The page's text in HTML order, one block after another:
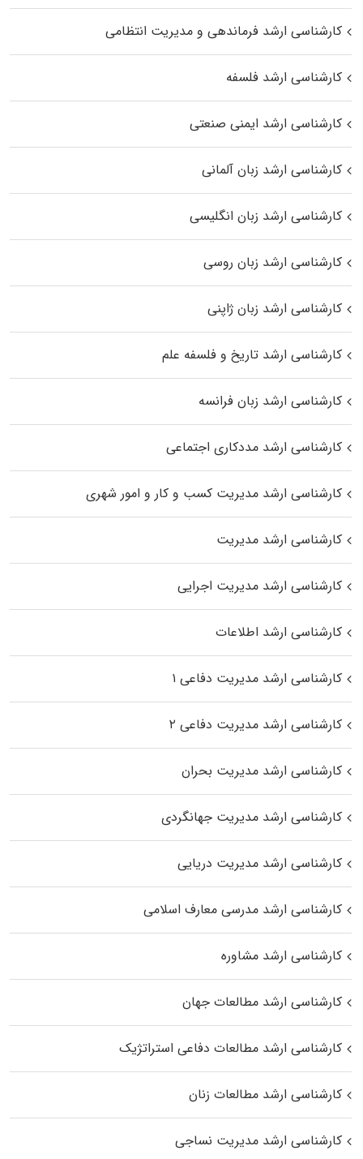
کارشناسی ارشد فرماندهی و مدیریت انتظامی
کارشناسی ارشد فلسفه
کارشناسی ارشد ایمنی صنعتی
کارشناسی ارشد زبان آلمانی
کارشناسی ارشد زبان انگلیسی
کارشناسی ارشد زبان روسی
کارشناسی ارشد زبان ژاپنی
کارشناسی ارشد تاریخ و فلسفه علم
کارشناسی ارشد زبان فرانسه
کارشناسی ارشد مددکاری اجتماعی
کارشناسی ارشد مدیریت کسب و کار و امور شهری
کارشناسی ارشد مدیریت
کارشناسی ارشد مدیریت اجرایی
کارشناسی ارشد اطلاعات
کارشناسی ارشد مدیریت دفاعی ۱
کارشناسی ارشد مدیریت دفاعی ۲
کارشناسی ارشد مدیریت بحران
کارشناسی ارشد مدیریت جهانگردی
کارشناسی ارشد مدیریت دریایی
کارشناسی ارشد مدرسی معارف اسلامی
کارشناسی ارشد مشاوره
کارشناسی ارشد مطالعات جهان
کارشناسی ارشد مطالعات دفاعی استراتژیک
کارشناسی ارشد مطالعات زنان
کارشناسی ارشد مدیریت نساجی